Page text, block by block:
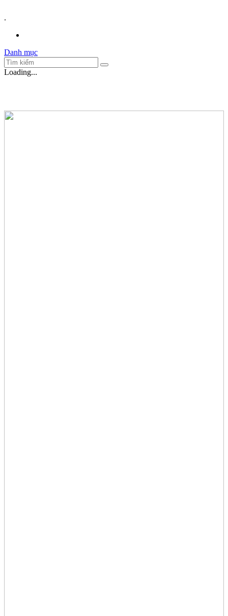
.
Danh mục
Loading...